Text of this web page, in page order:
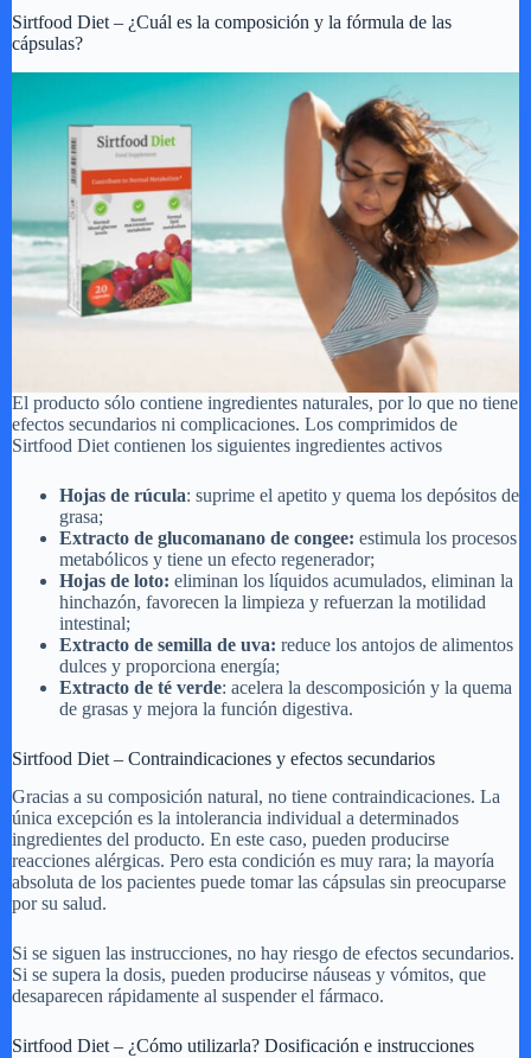
Sirtfood Diet – ¿Cuál es la composición y la fórmula de las
cápsulas?
El producto sólo contiene ingredientes naturales, por lo que no tiene
efectos secundarios ni complicaciones. Los comprimidos de
Sirtfood Diet contienen los siguientes ingredientes activos
Hojas de rúcula: suprime el apetito y quema los depósitos de
grasa;
Extracto de glucomanano de congee: estimula los procesos
metabólicos y tiene un efecto regenerador;
Hojas de loto: eliminan los líquidos acumulados, eliminan la
hinchazón, favorecen la limpieza y refuerzan la motilidad
intestinal;
Extracto de semilla de uva: reduce los antojos de alimentos
dulces y proporciona energía;
Extracto de té verde: acelera la descomposición y la quema
de grasas y mejora la función digestiva.
Sirtfood Diet – Contraindicaciones y efectos secundarios
Gracias a su composición natural, no tiene contraindicaciones. La
única excepción es la intolerancia individual a determinados
ingredientes del producto. En este caso, pueden producirse
reacciones alérgicas. Pero esta condición es muy rara; la mayoría
absoluta de los pacientes puede tomar las cápsulas sin preocuparse
por su salud.
Si se siguen las instrucciones, no hay riesgo de efectos secundarios.
Si se supera la dosis, pueden producirse náuseas y vómitos, que
desaparecen rápidamente al suspender el fármaco.
Sirtfood Diet – ¿Cómo utilizarla? Dosificación e instrucciones